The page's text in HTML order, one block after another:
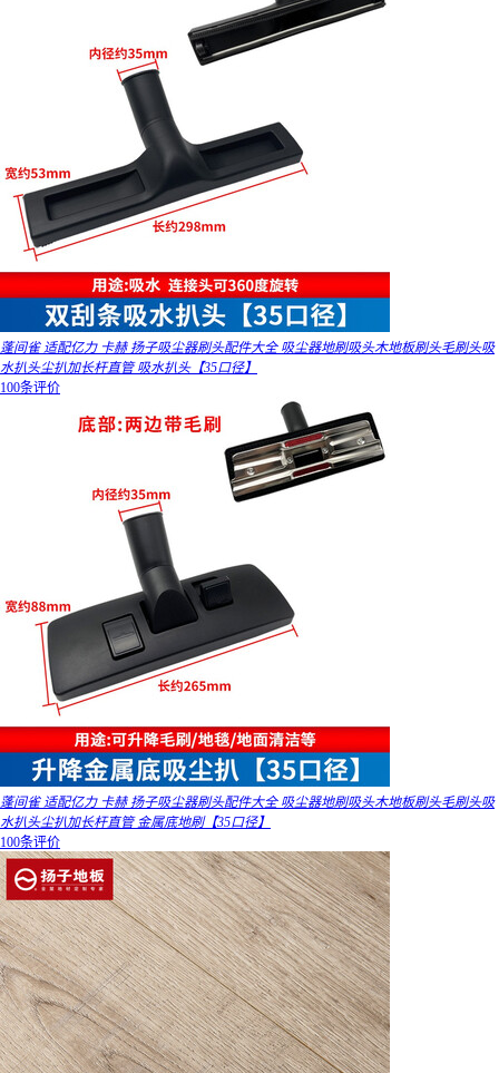
蓬间雀 适配亿力 卡赫 扬子吸尘器刷头配件大全 吸尘器地刷吸头木地板刷头毛刷头吸
水扒头尘扒加长杆直管 吸水扒头【35口径】
100条评价
蓬间雀 适配亿力 卡赫 扬子吸尘器刷头配件大全 吸尘器地刷吸头木地板刷头毛刷头吸
水扒头尘扒加长杆直管 金属底地刷【35口径】
100条评价